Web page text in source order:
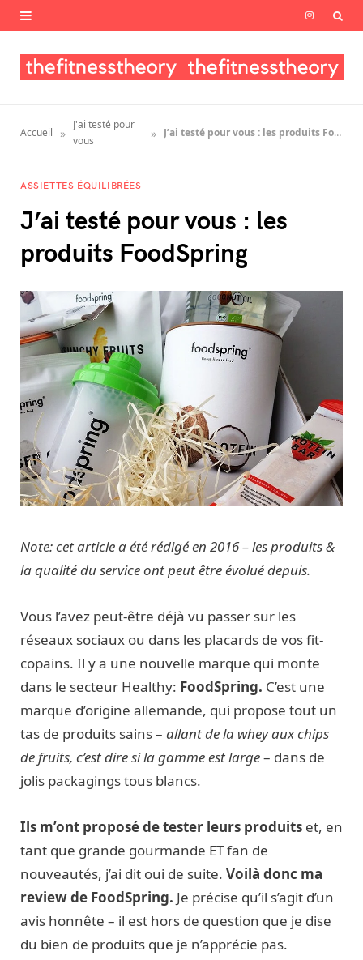
I
s
a
Accueil »
J'ai testé pour
vous
» J’ai testé pour vous : les produits FoodSpring
ASSIETTES ÉQUILIBRÉES
J’ai testé pour vous : les
produits FoodSpring
Note: cet article a été rédigé en 2016 – les produits &
la qualité du service ont peut être évolué depuis.
Vous l’avez peut-être déjà vu passer sur les
réseaux sociaux ou dans les placards de vos fit-
copains. Il y a une nouvelle marque qui monte
dans le secteur Healthy: FoodSpring. C’est une
marque d’origine allemande, qui propose tout un
tas de produits sains – allant de la whey aux chips
de fruits, c’est dire si la gamme est large– dans de
jolis packagings tous blancs.
Ils m’ont proposé de tester leurs produits et, en
tant que grande gourmande ET fan de
nouveautés, j’ai dit oui de suite. Voilà donc ma
review de FoodSpring. Je précise qu’il s’agit d’un
avis honnête – il est hors de question que je dise
du bien de produits que je n’apprécie pas.